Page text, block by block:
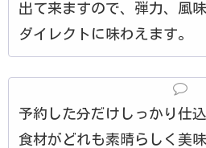
出て来ますので、弾力、風
ダイレクトに味わえます。
予約した分だけしっかり仕
食材がどれも素晴らしく美